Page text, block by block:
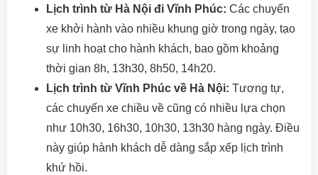
Lịch trình từ Hà Nội đi Vĩnh Phúc: Các chuyến
xe khởi hành vào nhiều khung giờ trong ngày, tạo
sự linh hoạt cho hành khách, bao gồm khoảng
thời gian 8h, 13h30, 8h50, 14h20.
Lịch trình từ Vĩnh Phúc về Hà Nội: Tương tự,
các chuyến xe chiều về cũng có nhiều lựa chọn
như 10h30, 16h30, 10h30, 13h30 hàng ngày. Điều
này giúp hành khách dễ dàng sắp xếp lịch trình
khứ hồi.